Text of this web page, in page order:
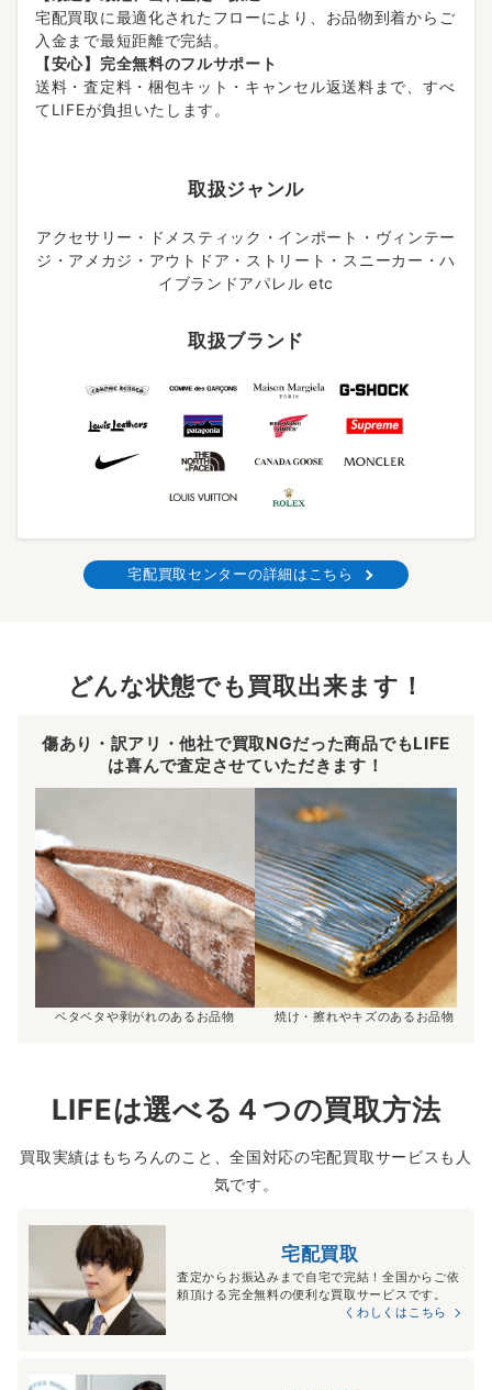
宅配買取に最適化されたフローにより、お品物到着からご
入金まで最短距離で完結。
【安心】完全無料のフルサポート
送料・査定料・梱包キット・キャンセル返送料まで、すべ
てLIFEが負担いたします。
取扱ジャンル
アクセサリー・ドメスティック・インポート・ヴィンテー
ジ・アメカジ・アウトドア・ストリート・スニーカー・ハ
イブランドアパレル etc
取扱ブランド
宅配買取センターの詳細はこちら
どんな状態でも買取出来ます！
傷あり・訳アリ・他社で買取NGだった商品でもLIFE
は喜んで査定させていただきます！
ベタベタや剥がれのあるお品物 焼け・擦れやキズのあるお品物
LIFEは選べる４つの買取方法
買取実績はもちろんのこと、全国対応の宅配買取サービスも人
気です。
宅配買取
査定からお振込みまで自宅で完結！全国からご依
頼頂ける完全無料の便利な買取サービスです。
くわしくはこちら